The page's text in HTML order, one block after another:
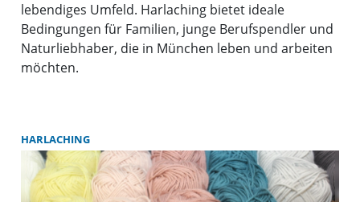
lebendiges Umfeld. Harlaching bietet ideale
Bedingungen für Familien, junge Berufspendler und
Naturliebhaber, die in München leben und arbeiten
möchten.
HARLACHING